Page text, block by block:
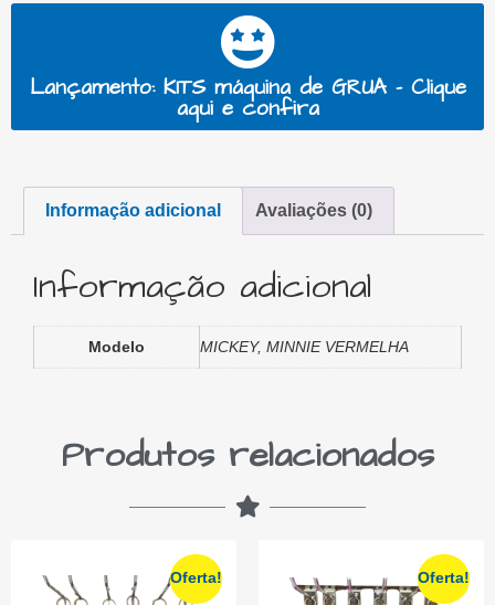
Lançamento: KITS máquina de GRUA - Clique
aqui e confira
Informação adicional Avaliações (0)
Informação adicional
Modelo MICKEY, MINNIE VERMELHA
Produtos relacionados
Oferta! Oferta!